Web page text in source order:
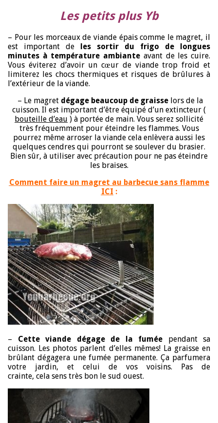
Les petits plus Yb
– Pour les morceaux de viande épais comme le magret, il
est important de les sortir du frigo de longues
minutes à température ambiante avant de les cuire.
Vous éviterez d’avoir un cœur de viande trop froid et
limiterez les chocs thermiques et risques de brûlures à
l’extérieur de la viande.
– Le magret dégage beaucoup de graisselors de la
cuisson. Il est important d’être équipé d’un extincteur (
bouteille d’eau ) à portée de main. Vous serez sollicité
très fréquemment pour éteindre les flammes. Vous
pourrez même arroser la viande cela enlèvera aussi les
quelques cendres qui pourront se soulever du brasier.
Bien sûr, à utiliser avec précaution pour ne pas éteindre
les braises.
Comment faire un magret au barbecue sans flamme
ICI :
– Cette viande dégage de la fumée pendant sa
cuisson. Les photos parlent d’elles mêmes! La graisse en
brûlant dégagera une fumée permanente. Ça parfumera
votre jardin, et celui de vos voisins. Pas de
crainte, cela sens très bon le sud ouest.